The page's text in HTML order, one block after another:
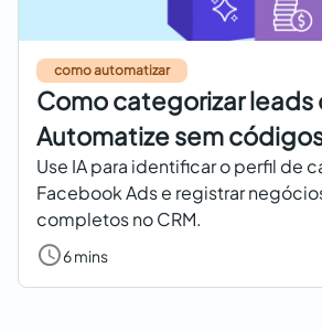
como automatizar
Como categorizar leads
Automatize sem
Use IA para identificar o perfil de
Facebook Ads e registrar
completos no CRM.
6 mins